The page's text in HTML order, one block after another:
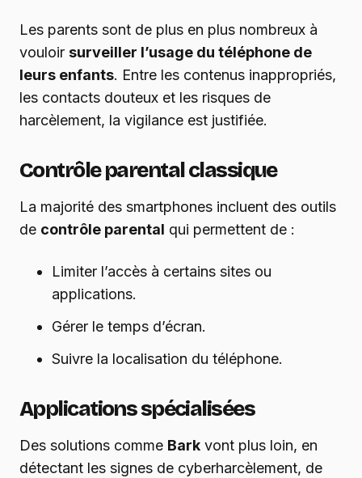
Les parents sont de plus en plus nombreux à
vouloir surveiller l’usage du téléphone de
leurs enfants. Entre les contenus inappropriés,
les contacts douteux et les risques de
harcèlement, la vigilance est justifiée.
Contrôle parental classique
La majorité des smartphones incluent des outils
de contrôle parental qui permettent de :
Limiter l’accès à certains sites ou
applications.
Gérer le temps d’écran.
Suivre la localisation du téléphone.
Applications spécialisées
Des solutions comme Bark vont plus loin, en
détectant les signes de cyberharcèlement, de